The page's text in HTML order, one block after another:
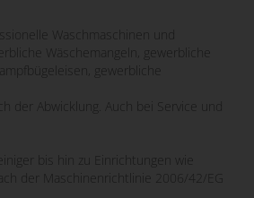
Waschmaschinen und
Wäschemangeln, gewerbliche
gewerbliche
der Abwicklung. Auch bei Service und
bis hin zu Einrichtungen wie
der Maschinenrichtlinie 2006/42/EG